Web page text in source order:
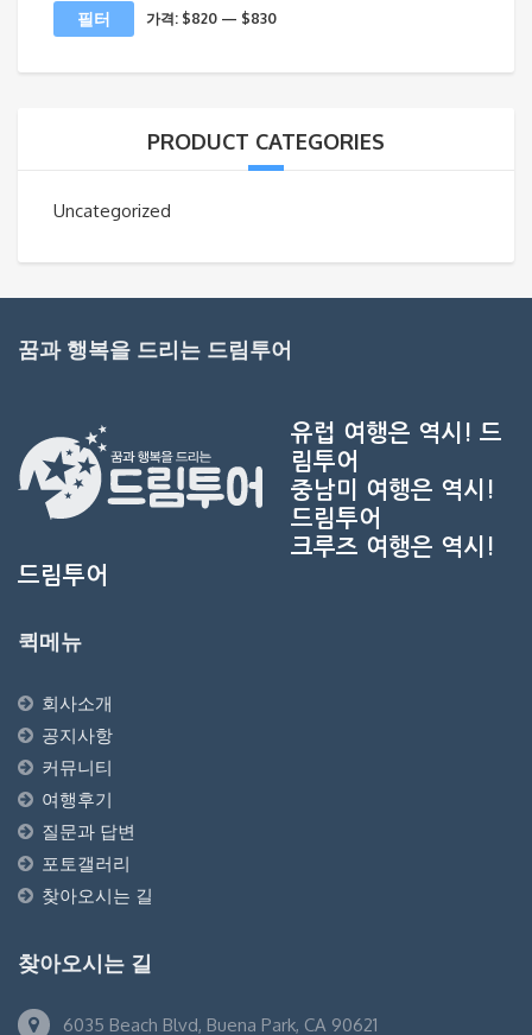
필터 가격: $820 — $830
PRODUCT CATEGORIES
Uncategorized
꿈과 행복을 드리는 드림투어
유럽 여행은 역시! 드
림투어
중남미 여행은 역시!
드림투어
크루즈 여행은 역시!
드림투어
퀵메뉴
회사소개
공지사항
커뮤니티
여행후기
질문과 답변
포토갤러리
찾아오시는 길
찾아오시는 길
6035 Beach Blvd, Buena Park, CA 90621